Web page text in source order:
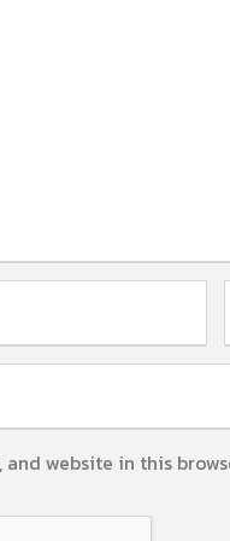
and website in this